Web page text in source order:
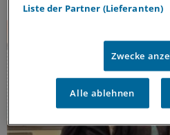
Liste der Partner (Lieferanten)
Zwecke
Alle ablehnen